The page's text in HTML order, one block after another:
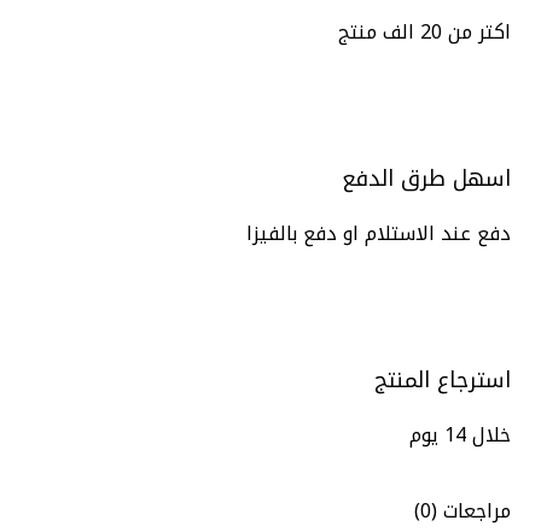
اكتر من 20 الف منتج
اسهل طرق الدفع
دفع عند الاستلام او دفع بالفيزا
استرجاع المنتج
خلال 14 يوم
مراجعات (0)